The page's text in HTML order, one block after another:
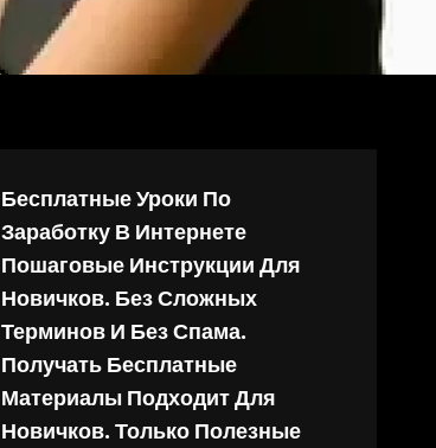
Бесплатные Уроки По
Заработку В Интернете
Пошаговые Инструкции Для
Новичков. Без Сложных
Терминов И Без Спама.
Получать Бесплатные
Материалы Подходит Для
Новичков. Только Полезные